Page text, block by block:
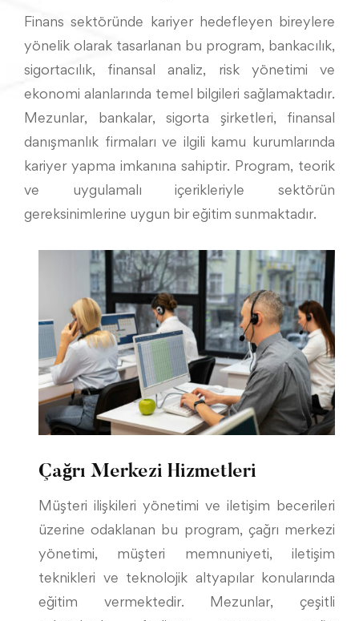
Finans sektöründe kariyer hedefleyen bireylere
yönelik olarak tasarlanan bu program, bankacılık,
sigortacılık, finansal analiz, risk yönetimi ve
ekonomi alanlarında temel bilgileri sağlamaktadır.
Mezunlar, bankalar, sigorta şirketleri, finansal
danışmanlık firmaları ve ilgili kamu kurumlarında
kariyer yapma imkanına sahiptir. Program, teorik
ve uygulamalı içerikleriyle sektörün
gereksinimlerine uygun bir eğitim sunmaktadır.
Çağrı Merkezi Hizmetleri
Müşteri ilişkileri yönetimi ve iletişim becerileri
üzerine odaklanan bu program, çağrı merkezi
yönetimi, müşteri memnuniyeti, iletişim
teknikleri ve teknolojik altyapılar konularında
eğitim vermektedir. Mezunlar, çeşitli